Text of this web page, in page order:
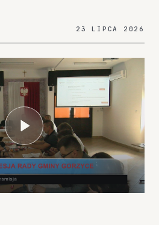
23 LIPCA 2026